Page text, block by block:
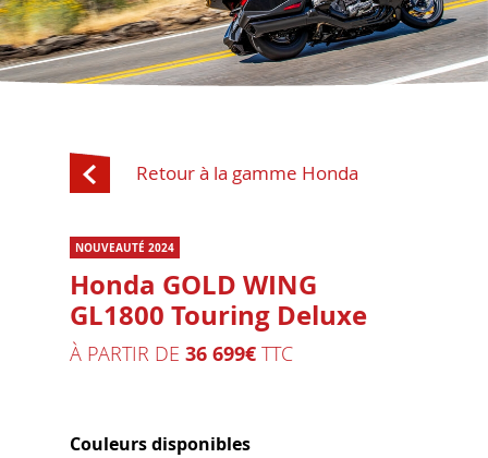
Retour à la gamme Honda
NOUVEAUTÉ 2024
Honda GOLD WING
GL1800 Touring Deluxe
À PARTIR DE 36 699€ TTC
Couleurs disponibles